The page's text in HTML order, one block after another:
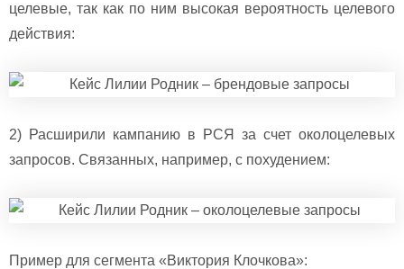
целевые, так как по ним высокая вероятность целевого
действия:
2) Расширили кампанию в РСЯ за счет околоцелевых
запросов. Связанных, например, с похудением:
Пример для сегмента «Виктория Клочкова»: